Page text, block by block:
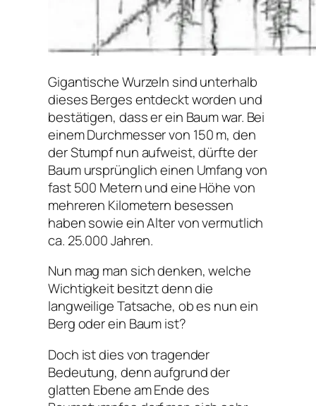
Gigantische Wurzeln sind unterhalb
dieses Berges entdeckt worden und
bestätigen, dass er ein Baum war. Bei
einem Durchmesser von 150 m, den
der Stumpf nun aufweist, dürfte der
Baum ursprünglich einen Umfang von
fast 500 Metern und eine Höhe von
mehreren Kilometern besessen
haben sowie ein Alter von vermutlich
ca. 25.000 Jahren.
Nun mag man sich denken, welche
Wichtigkeit besitzt denn die
langweilige Tatsache, ob es nun ein
Berg oder ein Baum ist?
Doch ist dies von tragender
Bedeutung, denn aufgrund der
glatten Ebene am Ende des